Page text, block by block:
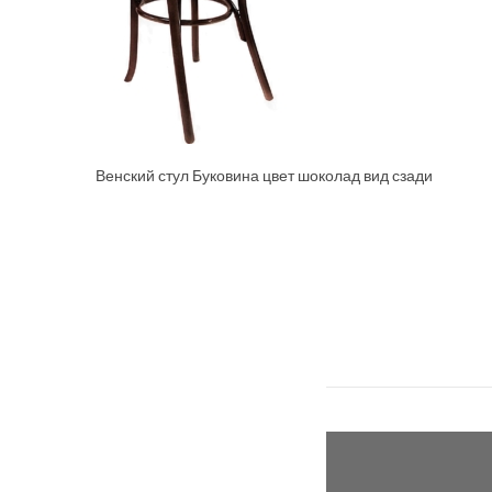
Венский стул Буковина цвет шоколад вид сзади